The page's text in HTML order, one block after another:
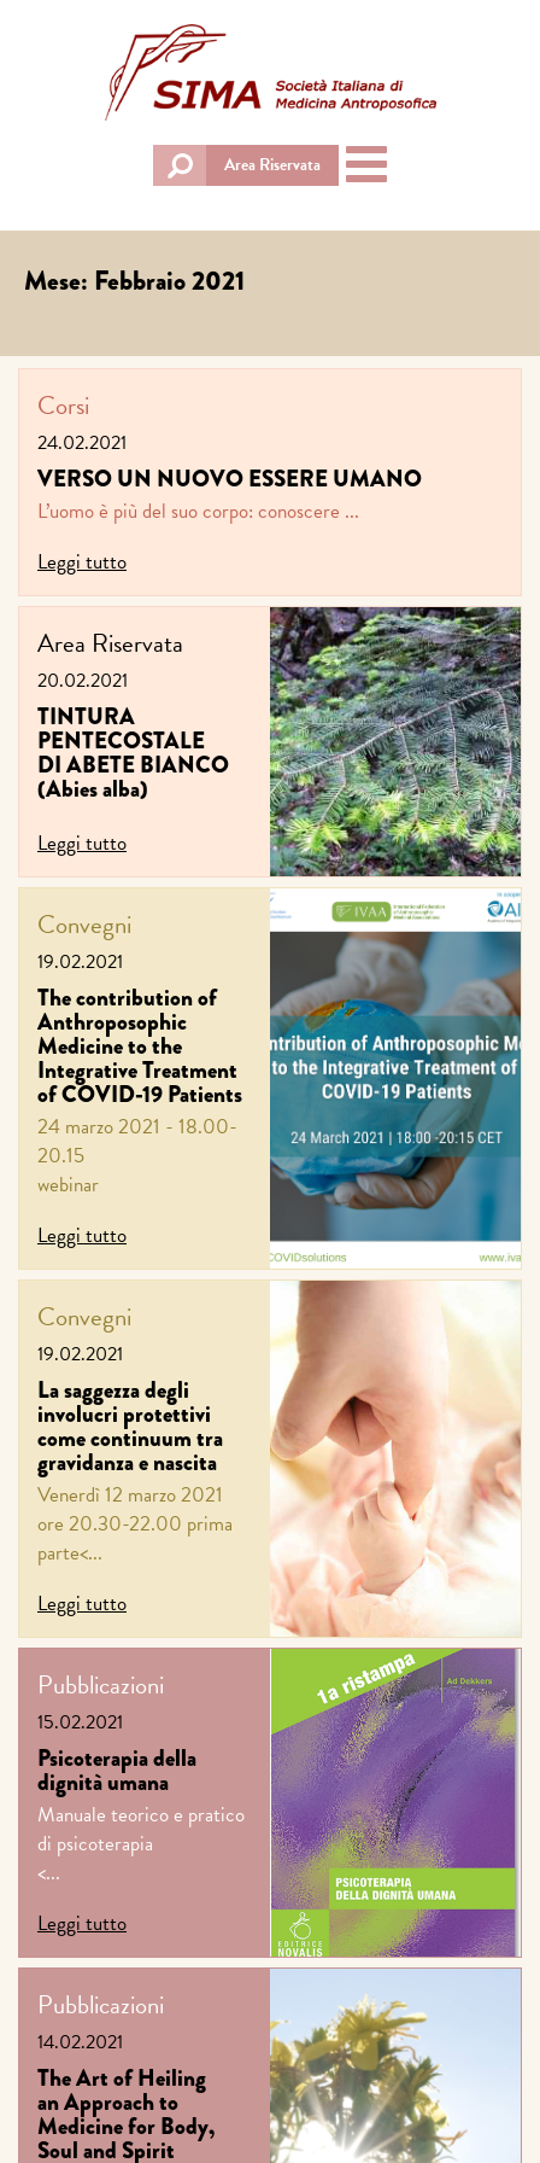
Area Riservata
Toggle
navigation
Mese: Febbraio 2021
Corsi
24.02.2021
VERSO UN NUOVO ESSERE UMANO
L’uomo è più del suo corpo: conoscere ...
Leggi tutto
Area Riservata
20.02.2021
TINTURA
PENTECOSTALE
DI ABETE BIANCO
(Abies alba)
Leggi tutto
Convegni
19.02.2021
The contribution of
Anthroposophic
Medicine to the
Integrative Treatment
of COVID-19 Patients
24 marzo 2021 - 18.00-
20.15
webinar
Leggi tutto
Convegni
19.02.2021
La saggezza degli
involucri protettivi
come continuum tra
gravidanza e nascita
Venerdì 12 marzo 2021
ore 20.30-22.00 prima
parte<...
Leggi tutto
Pubblicazioni
15.02.2021
Psicoterapia della
dignità umana
Manuale teorico e pratico
di psicoterapia
<...
Leggi tutto
Pubblicazioni
14.02.2021
The Art of Heiling
an Approach to
Medicine for Body,
Soul and Spirit